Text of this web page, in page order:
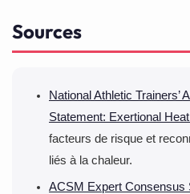
été.
estivale, avec plateaux cardio
collectifs. La couverture du
déplacements.
Sources
National Athletic
Statement: Exertional
facteurs de risque et
liés à la chaleur.
ACSM Expert Consensus